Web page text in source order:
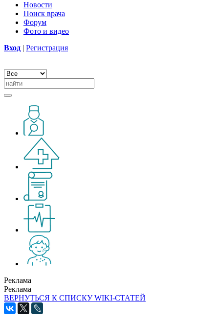
Новости
Поиск врача
Форум
Фото и видео
Вход | Регистрация
Реклама
Реклама
ВЕРНУТЬСЯ К СПИСКУ WIKI-СТАТЕЙ